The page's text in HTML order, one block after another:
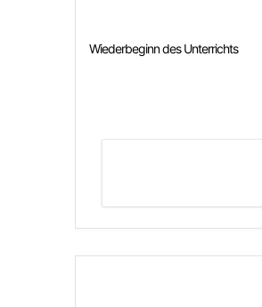
Wiederbeginn des Unterrichts